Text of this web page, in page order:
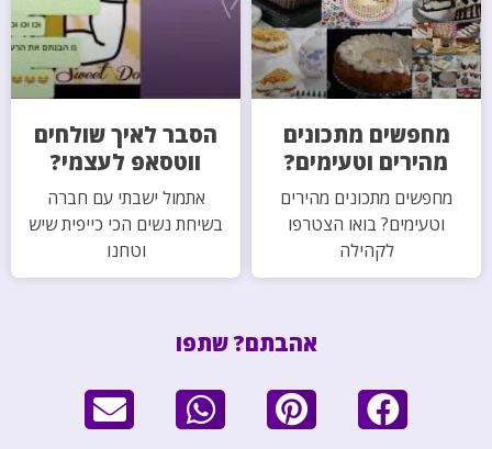
מחפשים מתכונים
מהירים וטעימים?
מחפשים מתכונים מהירים
וטעימים? בואו הצטרפו
לקהילה
הסבר לאיך שולחים
ווטסאפ לעצמי?
אתמול ישבתי עם חברה
בשיחת נשים הכי כייפית שיש
וטחנו
אהבתם? שתפו